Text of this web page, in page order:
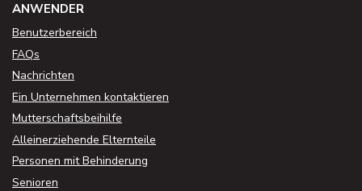
ANWENDER
Benutzerbereich
FAQs
Nachrichten
Ein Unternehmen kontaktieren
Mutterschaftsbeihilfe
Alleinerziehende Elternteile
Personen mit Behinderung
Senioren